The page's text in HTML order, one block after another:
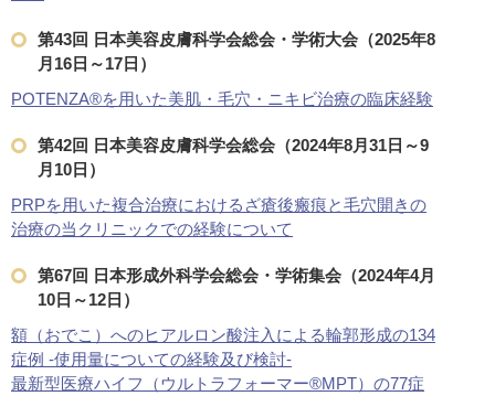
第43回 日本美容皮膚科学会総会・学術大会（2025年8
月16日～17日）
POTENZA®を用いた美肌・毛穴・ニキビ治療の臨床経験
第42回 日本美容皮膚科学会総会（2024年8月31日～9
月10日）
PRPを用いた複合治療におけるざ瘡後瘢痕と毛穴開きの
治療の当クリニックでの経験について
第67回 日本形成外科学会総会・学術集会（2024年4月
10日～12日）
額（おでこ）へのヒアルロン酸注入による輪郭形成の134
症例 -使用量についての経験及び検討-
最新型医療ハイフ（ウルトラフォーマー®MPT）の77症